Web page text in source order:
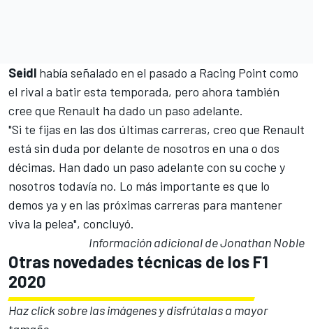
Seidl había señalado en el pasado a Racing Point como
el rival a batir esta temporada, pero ahora también
cree que Renault ha dado un paso adelante.
"Si te fijas en las dos últimas carreras, creo que Renault
está sin duda por delante de nosotros en una o dos
décimas. Han dado un paso adelante con su coche y
nosotros todavía no. Lo más importante es que lo
demos ya y en las próximas carreras para mantener
viva la pelea", concluyó.
Información adicional de Jonathan Noble
Otras novedades técnicas de los F1
2020
Haz click sobre las imágenes y disfrútalas a mayor